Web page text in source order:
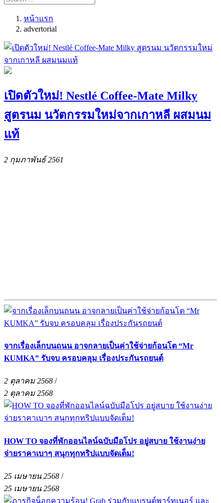
หน้าแรก
advertorial
เปิดตัวใหม่! Nestlé Coffee-Mate Milky
สูตรนม นวัตกรรมใหม่จากเกาหลี ผสมนม
แท้
2 กุมภาพันธ์ 2561
จากเรื่องเล็กบนถนน อาจกลายเป็นค่าใช้จ่ายก้อนโต “Mr
KUMKA” รับจบ ครอบคลุม เรื่องประกันรถยนต์
2 ตุลาคม 2568 /
2 ตุลาคม 2568
HOW TO จองที่พักออนไลน์ฉบับมือโปร อยู่สบาย ใช้งานง่าย
จ่ายราคาเบาๆ สนุกทุกทริปแบบจัดเต็ม!
25 เมษายน 2568 /
25 เมษายน 2568